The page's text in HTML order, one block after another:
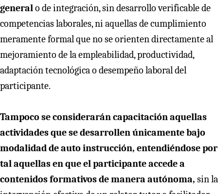
general o de integración, sin desarrollo verificable de
competencias laborales, ni aquellas de cumplimiento
meramente formal que no se orienten directamente al
mejoramiento de la empleabilidad, productividad,
adaptación tecnológica o desempeño laboral del
participante.
Tampoco se considerarán capacitación aquellas
actividades que se desarrollen únicamente bajo
modalidad de auto instrucción, entendiéndose por
tal aquellas en que el participante accede a
contenidos formativos de manera autónoma, sin la